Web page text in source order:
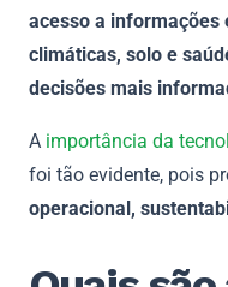
acesso a informações
climáticas, solo e
decisões mais
A importância da
foi tão evidente, pois
operacional,